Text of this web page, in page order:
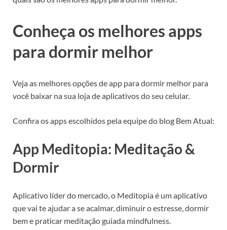
Conheça os melhores apps
para dormir melhor
Veja as melhores opções de app para dormir melhor para
você baixar na sua loja de aplicativos do seu celular.
Confira os apps escolhidos pela equipe do blog Bem Atual:
App Meditopia: Meditação &
Dormir
Aplicativo líder do mercado, o Meditopia é um aplicativo
que vai te ajudar a se acalmar, diminuir o estresse, dormir
bem e praticar meditação guiada mindfulness.